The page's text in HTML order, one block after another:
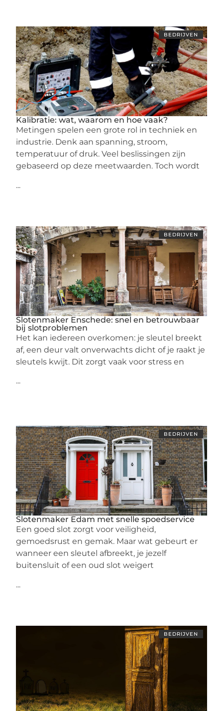
BEDRIJVEN
Kalibratie: wat, waarom en hoe vaak?
Metingen spelen een grote rol in techniek en
industrie. Denk aan spanning, stroom,
temperatuur of druk. Veel beslissingen zijn
gebaseerd op deze meetwaarden. Toch wordt
...
BEDRIJVEN
Slotenmaker Enschede: snel en betrouwbaar
bij slotproblemen
Het kan iedereen overkomen: je sleutel breekt
af, een deur valt onverwachts dicht of je raakt je
sleutels kwijt. Dit zorgt vaak voor stress en
...
BEDRIJVEN
Slotenmaker Edam met snelle spoedservice
Een goed slot zorgt voor veiligheid,
gemoedsrust en gemak. Maar wat gebeurt er
wanneer een sleutel afbreekt, je jezelf
buitensluit of een oud slot weigert
...
BEDRIJVEN